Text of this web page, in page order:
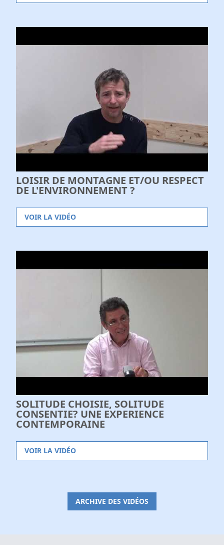
LOISIR DE MONTAGNE ET/OU RESPECT
DE L'ENVIRONNEMENT ?
VOIR LA VIDÉO
SOLITUDE CHOISIE, SOLITUDE
CONSENTIE? UNE EXPERIENCE
CONTEMPORAINE
VOIR LA VIDÉO
ARCHIVE DES VIDÉOS